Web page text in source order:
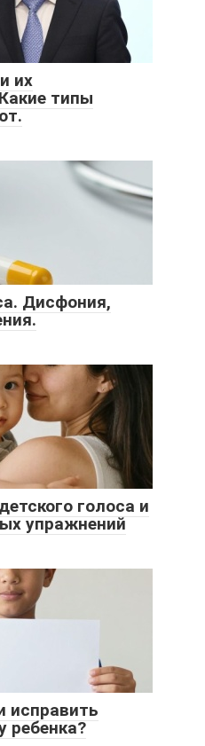
их
типы
Дисфония,
голоса и
упражнений
исправить
ребенка?